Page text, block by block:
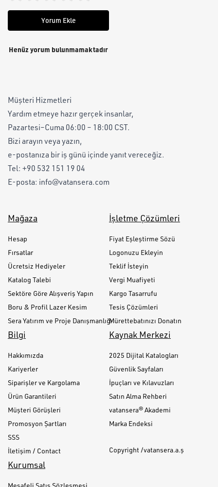
Yorum Ekle
Henüz yorum bulunmamaktadır
Müşteri Hizmetleri
Yardım etmeye hazır gerçek insanlar,
Pazartesi–Cuma 06:00 – 18:00 CST.
Bizi arayın veya yazın,
e-postanıza bir iş günü içinde yanıt vereceğiz.
Tel: +90 532 151 19 04
E-posta: info@vatansera.com
Mağaza
Hesap
Fırsatlar
Ücretsiz Hediyeler
Katalog Talebi
Sektöre Göre Alışveriş Yapın
Boru & Profil Lazer Kesim
Sera Yatırım ve Proje Danışmanlığı
İşletme Çözümleri
Fiyat Eşleştirme Sözü
Logonuzu Ekleyin
Teklif İsteyin
Vergi Muafiyeti
Kargo Tasarrufu
Tesis Çözümleri
Mürettebatınızı Donatın
Bilgi
Hakkımızda
Kariyerler
Siparişler ve Kargolama
Ürün Garantileri
Müşteri Görüşleri
Promosyon Şartları
SSS
İletişim / Contact
Kaynak Merkezi
2025 Dijital Katalogları
Güvenlik Sayfaları
İpuçları ve Kılavuzları
Satın Alma Rehberi
vatansera® Akademi
Marka Endeksi
Copyright /vatansera.a.ş
Kurumsal
Mesafeli Satış Sözleşmesi